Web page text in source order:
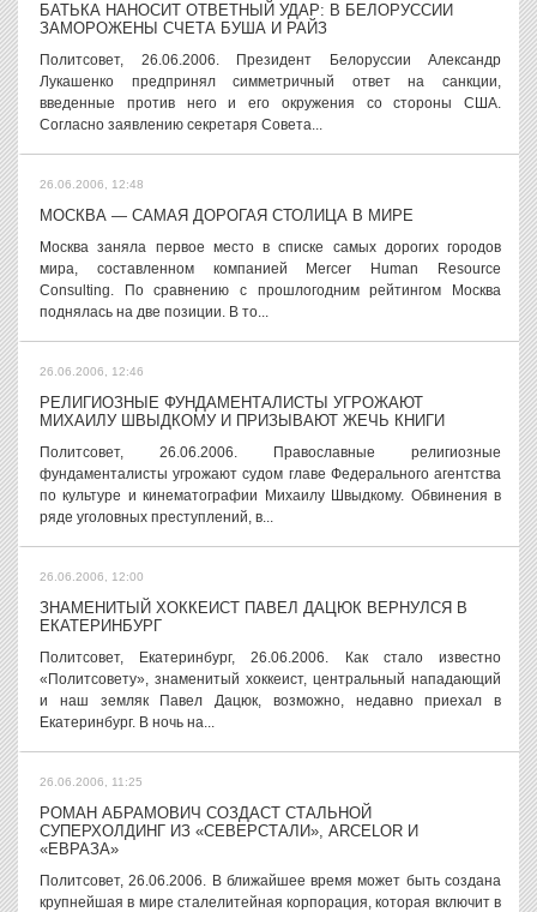
БАТЬКА НАНОСИТ ОТВЕТНЫЙ УДАР: В БЕЛОРУССИИ
ЗАМОРОЖЕНЫ СЧЕТА БУША И РАЙЗ
Политсовет, 26.06.2006. Президент Белоруссии Александр
Лукашенко предпринял симметричный ответ на санкции,
введенные против него и его окружения со стороны США.
Согласно заявлению секретаря Совета...
26.06.2006, 12:48
МОСКВА — САМАЯ ДОРОГАЯ СТОЛИЦА В МИРЕ
Москва заняла первое место в списке самых дорогих городов
мира, составленном компанией Mercer Human Resource
Consulting. По сравнению с прошлогодним рейтингом Москва
поднялась на две позиции. В то...
26.06.2006, 12:46
РЕЛИГИОЗНЫЕ ФУНДАМЕНТАЛИСТЫ УГРОЖАЮТ
МИХАИЛУ ШВЫДКОМУ И ПРИЗЫВАЮТ ЖЕЧЬ КНИГИ
Политсовет, 26.06.2006. Православные религиозные
фундаменталисты угрожают судом главе Федерального агентства
по культуре и кинематографии Михаилу Швыдкому. Обвинения в
ряде уголовных преступлений, в...
26.06.2006, 12:00
ЗНАМЕНИТЫЙ ХОККЕИСТ ПАВЕЛ ДАЦЮК ВЕРНУЛСЯ В
ЕКАТЕРИНБУРГ
Политсовет, Екатеринбург, 26.06.2006. Как стало известно
«Политсовету», знаменитый хоккеист, центральный нападающий
и наш земляк Павел Дацюк, возможно, недавно приехал в
Екатеринбург. В ночь на...
26.06.2006, 11:25
РОМАН АБРАМОВИЧ СОЗДАСТ СТАЛЬНОЙ
СУПЕРХОЛДИНГ ИЗ «СЕВЕРСТАЛИ», ARCELOR И
«ЕВРАЗА»
Политсовет, 26.06.2006. В ближайшее время может быть создана
крупнейшая в мире сталелитейная корпорация, которая включит в